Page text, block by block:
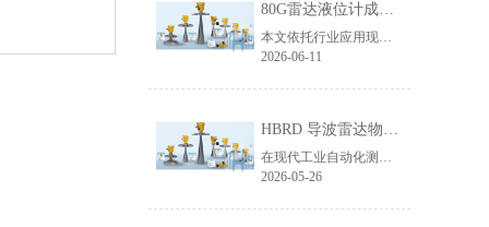
80G雷达液位计成行业主流！国产雷达液位计五大发展趋势解析
本文依托行业应用现状与技术迭代规律，聚焦80G雷达液位计技术升级核心，从高频迭代普及、数字化智能升级、工况专属定制、一体化结构优化、安全合规升级五大维度，深度拆解国产雷达液位计未来发展趋势，贴合工业选型需求与搜索引擎收录规则，为行业技术升级、设备采购改造提供专业参考。
2026-06-11
HBRD 导波雷达物位计全面介绍、应用场景及核心优势
在现代工业自动化测控领域，物位监测是生产线稳定运行、仓储管理、工艺调控的重要环节。面对粘稠介质、易结晶物料、低介电常数介质、狭小罐体、强腐蚀工况等复杂测量环境，传统液位、料位仪表常常出现测量不准、卡料、失灵、寿命短等问题。而HBRD导波雷达物位计凭借成熟的技术架构与稳定的实测表现，成为工业现场主流的精密物位测量设备。
2026-05-26